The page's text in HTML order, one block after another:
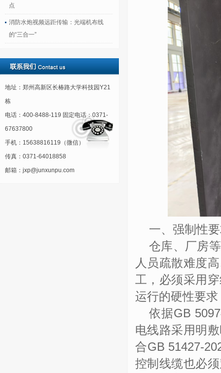
点
消防水炮视频远距传输：光端机布线
的“三合一”
地址：郑州高新区长椿路大学科技园Y21
栋
电话：400-8488-119 固定电话：0371-
67637800
手机：15638816119（微信）
传真：0371-64018858
邮箱：jxp@junxunpu.com
一、强制性
仓库、厂房
人员疏散难度
工，必须采用
运行的硬性要
依据GB
电线路采用明
合GB 51427-
控制线缆也必